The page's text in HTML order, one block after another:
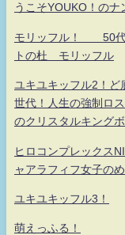
うこそYOUKO！のナ
モリッフル！ 50代
トの杜 モリッフル
ユキユキッフル2！ど
世代！人生の強制ロ
のクリスタルキング
ヒロコンプレックス
ャアラフィフ女子の
ユキユキッフル3！
萌えっふる！